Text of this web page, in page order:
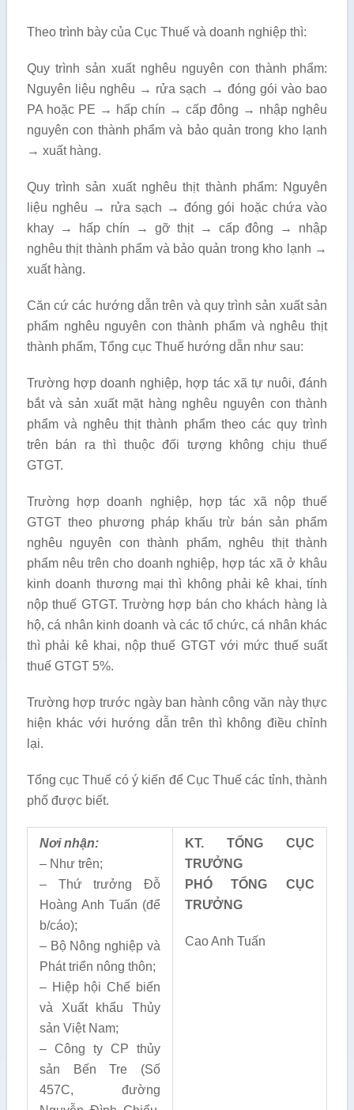
Theo trình bày của Cục Thuế và doanh nghiệp thì:
Quy trình sản xuất nghêu nguyên con thành phẩm:
Nguyên liệu nghêu → rửa sạch → đóng gói vào bao
PA hoặc PE → hấp chín → cấp đông → nhập nghêu
nguyên con thành phẩm và bảo quản trong kho lạnh
→ xuất hàng.
Quy trình sản xuất nghêu thịt thành phẩm: Nguyên
liệu nghêu → rửa sạch → đóng gói hoặc chứa vào
khay → hấp chín → gỡ thịt → cấp đông → nhập
nghêu thịt thành phẩm và bảo quản trong kho lạnh →
xuất hàng.
Căn cứ các hướng dẫn trên và quy trình sản xuất sản
phẩm nghêu nguyên con thành phẩm và nghêu thịt
thành phẩm, Tổng cục Thuế hướng dẫn như sau:
Trường hợp doanh nghiệp, hợp tác xã tự nuôi, đánh
bắt và sản xuất mặt hàng nghêu nguyên con thành
phẩm và nghêu thịt thành phẩm theo các quy trình
trên bán ra thì thuộc đối tượng không chịu thuế
GTGT.
Trường hợp doanh nghiệp, hợp tác xã nộp thuế
GTGT theo phương pháp khấu trừ bán sản phẩm
nghêu nguyên con thành phẩm, nghêu thịt thành
phẩm nêu trên cho doanh nghiệp, hợp tác xã ở khâu
kinh doanh thương mại thì không phải kê khai, tính
nộp thuế GTGT. Trường hợp bán cho khách hàng là
hộ, cá nhân kinh doanh và các tổ chức, cá nhân khác
thì phải kê khai, nộp thuế GTGT với mức thuế suất
thuế GTGT 5%.
Trường hợp trước ngày ban hành công văn này thực
hiện khác với hướng dẫn trên thì không điều chỉnh
lại.
Tổng cục Thuế có ý kiến để Cục Thuế các tỉnh, thành
phố được biết.
Nơi nhận:
– Như trên;
– Thứ trưởng Đỗ
Hoàng Anh Tuấn (để
b/cáo);
– Bộ Nông nghiệp và
Phát triển nông thôn;
– Hiệp hội Chế biến
và Xuất khẩu Thủy
sản Việt Nam;
– Công ty CP thủy
sản Bến Tre (Số
457C, đường
KT. TỔNG CỤC
TRƯỞNG
PHÓ TỔNG CỤC
TRƯỞNG
Cao Anh Tuấn